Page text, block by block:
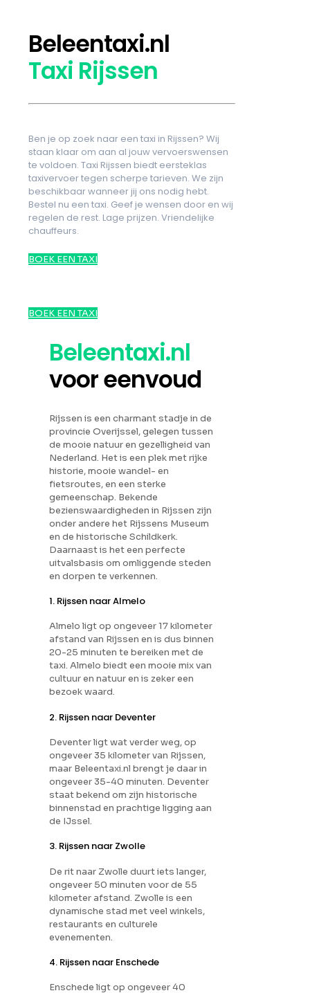
Beleentaxi.nl
Taxi Rijssen
Ben je op zoek naar een taxi in Rijssen? Wij
staan klaar om aan al jouw vervoerswensen
te voldoen. Taxi Rijssen biedt eersteklas
taxivervoer tegen scherpe tarieven. We zijn
beschikbaar wanneer jij ons nodig hebt.
Bestel nu een taxi. Geef je wensen door en wij
regelen de rest. Lage prijzen. Vriendelijke
chauffeurs.
BOEK EEN TAXI
BOEK EEN TAXI
Beleentaxi.nl
voor eenvoud
Rijssen is een charmant stadje in de
provincie Overijssel, gelegen tussen
de mooie natuur en gezelligheid van
Nederland. Het is een plek met rijke
historie, mooie wandel- en
fietsroutes, en een sterke
gemeenschap. Bekende
bezienswaardigheden in Rijssen zijn
onder andere het Rijssens Museum
en de historische Schildkerk.
Daarnaast is het een perfecte
uitvalsbasis om omliggende steden
en dorpen te verkennen.
1. Rijssen naar Almelo
Almelo ligt op ongeveer 17 kilometer
afstand van Rijssen en is dus binnen
20-25 minuten te bereiken met de
taxi. Almelo biedt een mooie mix van
cultuur en natuur en is zeker een
bezoek waard.
2. Rijssen naar Deventer
Deventer ligt wat verder weg, op
ongeveer 35 kilometer van Rijssen,
maar Beleentaxi.nl brengt je daar in
ongeveer 35-40 minuten. Deventer
staat bekend om zijn historische
binnenstad en prachtige ligging aan
de IJssel.
3. Rijssen naar Zwolle
De rit naar Zwolle duurt iets langer,
ongeveer 50 minuten voor de 55
kilometer afstand. Zwolle is een
dynamische stad met veel winkels,
restaurants en culturele
evenementen.
4. Rijssen naar Enschede
Enschede ligt op ongeveer 40